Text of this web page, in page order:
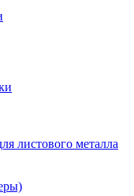
листового металла